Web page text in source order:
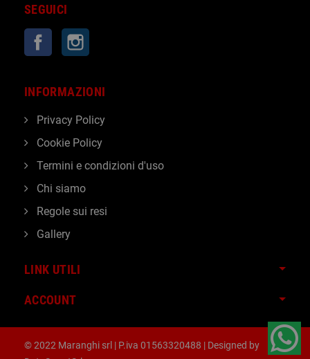
SEGUICI
Facebook
LINK UTILI
ACCOUNT
INFORMAZIONI
Privacy Policy
Cookie Policy
Termini e condizioni d'uso
Chi siamo
Regole sui resi
Gallery
© 2022 Maranghi srl | P.iva 01563320488 | Designed by